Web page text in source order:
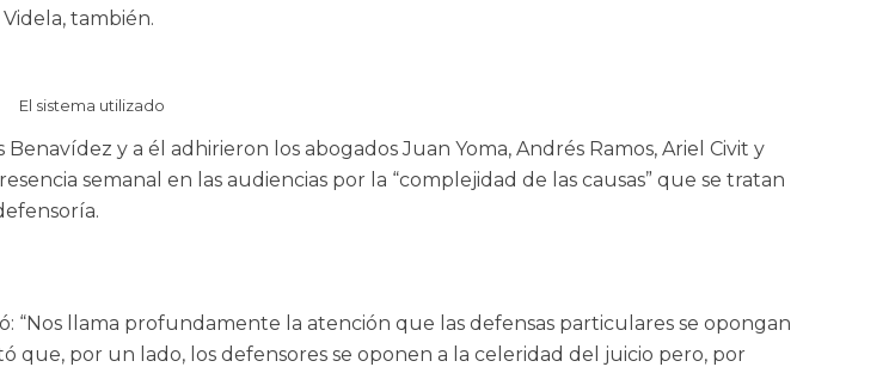
también.
El sistema utilizado
y a él adhirieron los abogados Juan Yoma, Andrés Ramos, Ariel Civit y
semanal en las audiencias por la “complejidad de las causas” que se tratan
“Nos llama profundamente la atención que las defensas particulares se opongan
por un lado, los defensores se oponen a la celeridad del juicio pero, por